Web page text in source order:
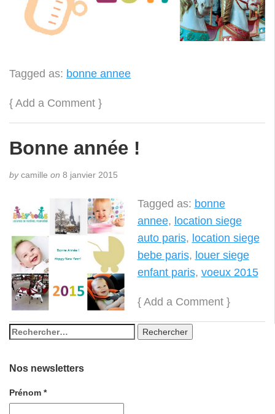
Tagged as: bonne annee
{ Add a Comment }
Bonne année !
bycamille on 8 janvier 2015
Tagged as: bonne
annee, location siege
auto paris, location siege
bebe paris, louer siege
enfant paris, voeux 2015
{ Add a Comment}
Nos newsletters
Prénom *